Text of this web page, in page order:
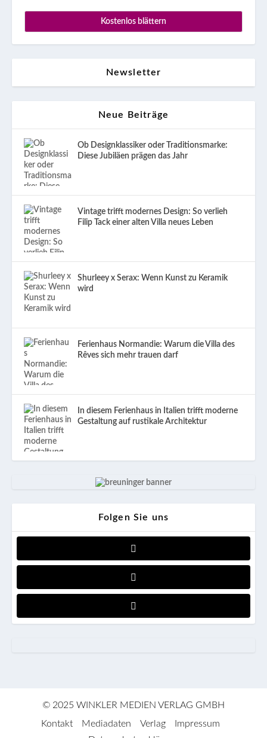
Kostenlos blättern
Newsletter
Neue Beiträge
Ob Designklassiker oder Traditionsmarke:
Diese Jubiläen prägen das Jahr
Vintage trifft modernes Design: So verlieh
Filip Tack einer alten Villa neues Leben
Shurleey x Serax: Wenn Kunst zu Keramik
wird
Ferienhaus Normandie: Warum die Villa des
Rêves sich mehr trauen darf
In diesem Ferienhaus in Italien trifft moderne
Gestaltung auf rustikale Architektur
Folgen Sie uns
© 2025 WINKLER MEDIEN VERLAG GMBH
Kontakt
Mediadaten Verlag
Impressum